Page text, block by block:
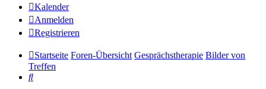
Kalender
Anmelden
Registrieren
Startseite Foren-Übersicht Gesprächstherapie Bilder von
Treffen
Suche